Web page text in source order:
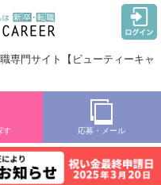
専門サイト【ビューティーキャ
す 応募・メール